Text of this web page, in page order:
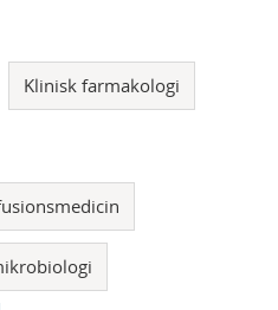
Klinisk farmakologi